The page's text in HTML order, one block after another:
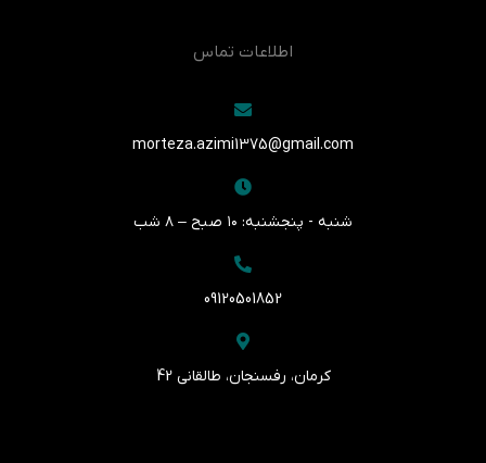
اطلاعات تماس
morteza.azimi1375@gmail.com
شنبه - پنجشنبه: ۱۰ صبح – ۸ شب
09120501852
کرمان، رفسنجان، طالقانی 42